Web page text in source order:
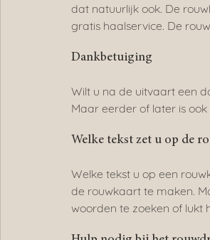
dat natuurlijk ook. De
gratis haalservice. De
Dankbetuiging
Wilt u na de uitvaart een
Maar eerder of later is
Welke tekst zet u op de
Welke tekst u op een
de rouwkaart te maken.
woorden te zoeken of lukt